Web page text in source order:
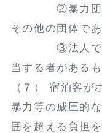
②暴力団員等
その他の団体で
③法人でその
当する者がある
（７） 宿泊客が
暴力等の威圧的
囲を超える負担